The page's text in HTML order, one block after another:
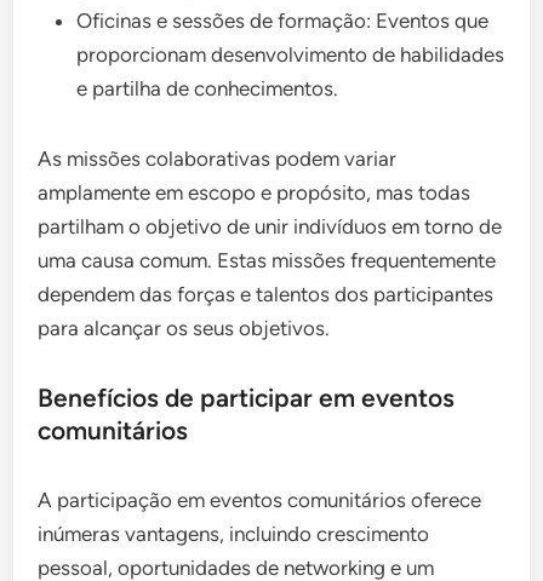
Oficinas e sessões de formação: Eventos que
proporcionam desenvolvimento de habilidades
e partilha de conhecimentos.
As missões colaborativas podem variar
amplamente em escopo e propósito, mas todas
partilham o objetivo de unir indivíduos em torno de
uma causa comum. Estas missões frequentemente
dependem das forças e talentos dos participantes
para alcançar os seus objetivos.
Benefícios de participar em eventos
comunitários
A participação em eventos comunitários oferece
inúmeras vantagens, incluindo crescimento
pessoal, oportunidades de networking e um